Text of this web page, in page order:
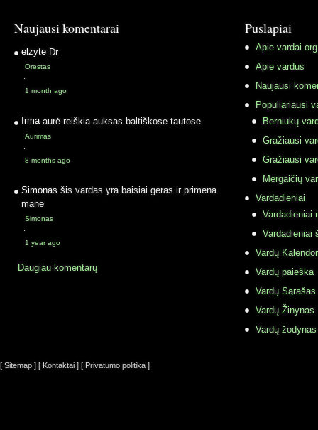
Naujausi komentarai
elzyte Dr.
Orestas
·
1 month ago
Irma aurė reiškia auksas baltiškose tautose
Aurimas
·
8 months ago
Simonas šis vardas yra baisiai geras ir primena
mane
Simonas
·
1 year ago
Daugiau komentarų
Puslapiai
Apie vardai.org
Apie vardus
Naujausi
Populiariausi
Berniukų
Gražiausi
Gražiausi
Mergaičių
Vardadieniai
Vardadieniai
Vardadieniai
Vardų
Vardų paieška
Vardų Sąrašas
Vardų Žinynas
Vardų
[ Sitemap ] [ Kontaktai ] [ Privatumo politika ]